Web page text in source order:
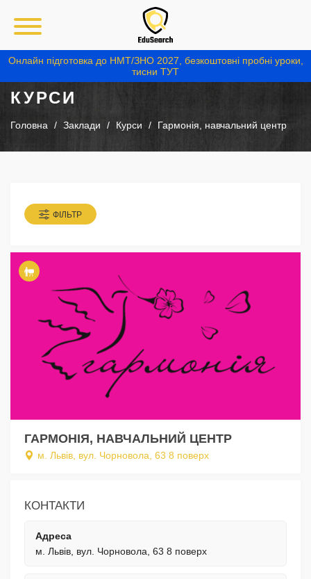
Онлайн підготовка до НМТ/ЗНО 2027, безкоштовні пробні уроки,
тисни ТУТ
КУРСИ
Головна Заклади Курси Гармонія, навчальний центр
ФІЛЬТР
ГАРМОНІЯ, НАВЧАЛЬНИЙ ЦЕНТР
м. Львів, вул. Чорновола, 63 8 поверх
КОНТАКТИ
Адреса
м. Львів, вул. Чорновола, 63 8 поверх